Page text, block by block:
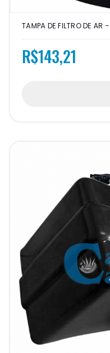
TAMPA DE FILTRO DE AR
R$143,21